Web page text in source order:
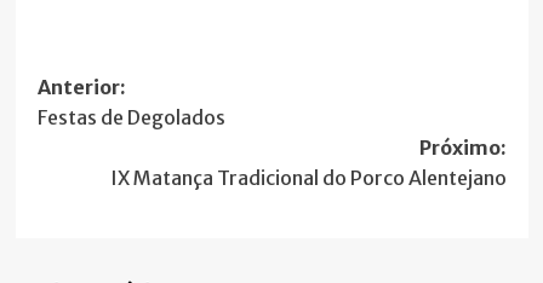
Navegação
de
artigos
Anterior:
Festas de Degolados
Próximo:
IX Matança Tradicional do Porco Alentejano